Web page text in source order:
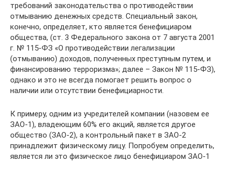
требований законодательства о противодействии
отмыванию денежных средств. Специальный закон,
конечно, определяет, кто является бенефициаром
общества, (ст. 3 Федерального закона от 7 августа 2001
г. № 115-ФЗ «О противодействии легализации
(отмыванию) доходов, полученных преступным путем, и
финансированию терроризма»; далее – Закон № 115-ФЗ),
однако и это не всегда помогает решить вопрос о
наличии или отсутствии бенефициарности.
К примеру, одним из учредителей компании (назовем ее
ЗАО-1), владеющим 60% его акций, является другое
общество (ЗАО-2), а контрольный пакет в ЗАО-2
принадлежит физическому лицу. Попробуем определить,
является ли это физическое лицо бенефициаром ЗАО-1